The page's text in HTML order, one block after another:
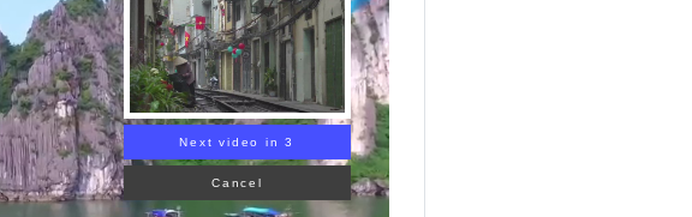
Next video in 2
Cancel